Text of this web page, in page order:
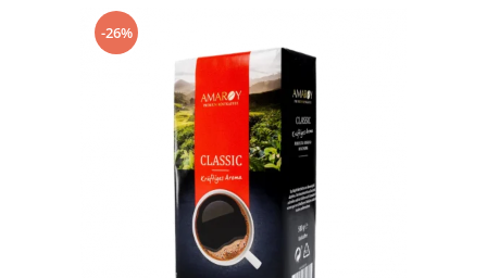
-26%